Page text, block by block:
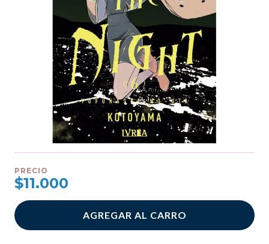
PRECIO
$11.000
AGREGAR AL CARRO